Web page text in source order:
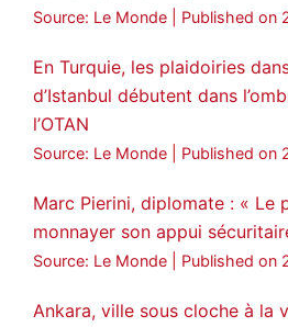
Source: Le Monde Published on
En Turquie, les plaidoiries
d’Istanbul débutent dans
l’OTAN
Source: Le Monde Published on
Marc Pierini, diplomate : « Le
monnayer son appui
Source: Le Monde Published on
Ankara, ville sous cloche à la